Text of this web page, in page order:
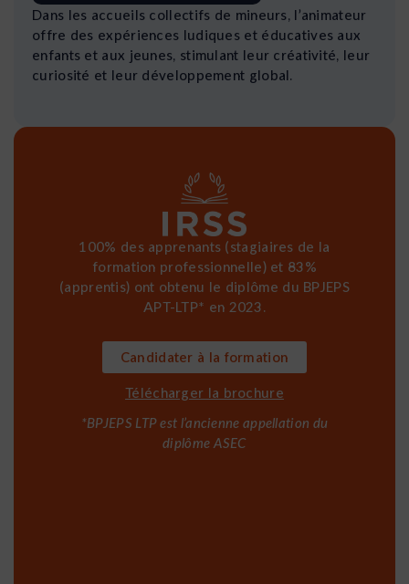
Dans les accueils collectifs de mineurs, l’animateur
offre des expériences ludiques et éducatives aux
enfants et aux jeunes, stimulant leur créativité, leur
curiosité et leur développement global.
100% des apprenants (stagiaires de la
formation professionnelle) et 83%
(apprentis) ont obtenu le diplôme du BPJEPS
APT-LTP* en 2023.
Candidater à la formation
Télécharger la brochure
*BPJEPS LTP est l’ancienne appellation du
diplôme ASEC